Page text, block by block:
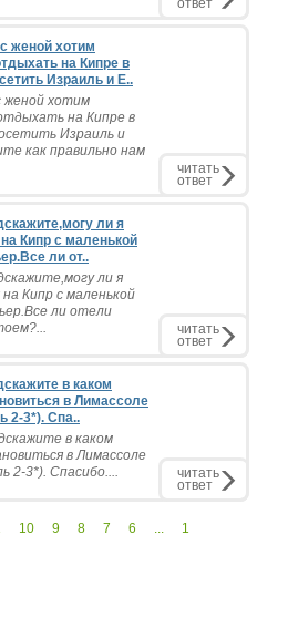
ответ
женой хотим
на Кипре в
Израиль и Е..
женой хотим
на Кипре в
Израиль и
как правильно нам
читать
ответ
ли я
Кипр с маленькой
ли от..
ли я
Кипр с маленькой
ли отели
читать
ответ
в каком
в Лимассоле
2-3*). Спа..
в каком
в Лимассоле
2-3*). Спасибо....
читать
ответ
10 9 8 7 6 ...
1